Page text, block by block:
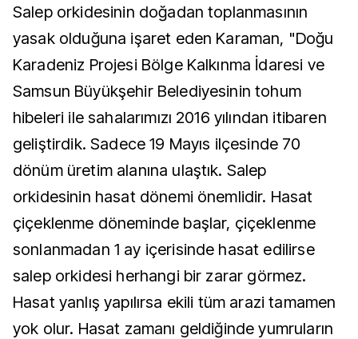
Salep orkidesinin doğadan toplanmasının
yasak olduğuna işaret eden Karaman, "Doğu
Karadeniz Projesi Bölge Kalkınma İdaresi ve
Samsun Büyükşehir Belediyesinin tohum
hibeleri ile sahalarımızı 2016 yılından itibaren
geliştirdik. Sadece 19 Mayıs ilçesinde 70
dönüm üretim alanına ulaştık. Salep
orkidesinin hasat dönemi önemlidir. Hasat
çiçeklenme döneminde başlar, çiçeklenme
sonlanmadan 1 ay içerisinde hasat edilirse
salep orkidesi herhangi bir zarar görmez.
Hasat yanlış yapılırsa ekili tüm arazi tamamen
yok olur. Hasat zamanı geldiğinde yumruların